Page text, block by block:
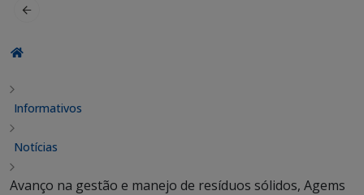
Informativos
Notícias
Avanço na gestão e manejo de resíduos sólidos, Agems